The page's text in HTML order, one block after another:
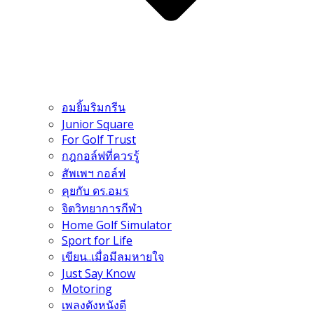
อมยิ้มริมกรีน
Junior Square
For Golf Trust
กฎกอล์ฟที่ควรรู้
สัพเพฯ กอล์ฟ
คุยกับ ดร.อมร
จิตวิทยาการกีฬา
Home Golf Simulator
Sport for Life
เขียน..เมื่อมีลมหายใจ
Just Say Know
Motoring
เพลงดังหนังดี